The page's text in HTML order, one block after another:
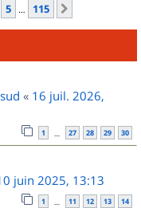
5 … 115
« 16 juil. 2026,
1 … 27 28 29 30
juin 2025, 13:13
1 … 11 12 13 14